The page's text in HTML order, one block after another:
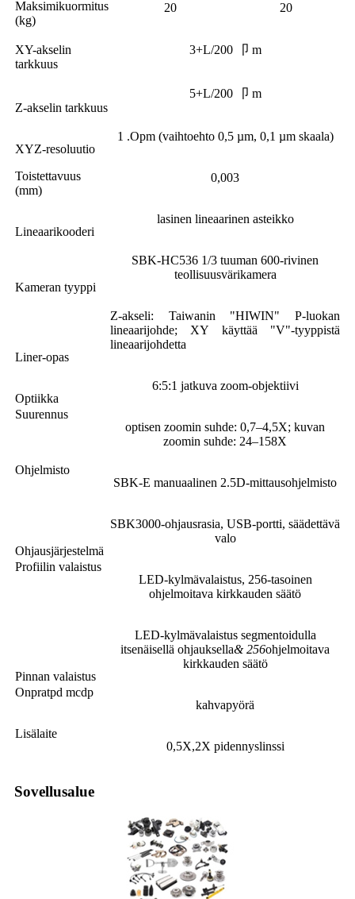
Maksimikuormitus
(kg)
20 20
XY-akselin
tarkkuus
3+L/200 卩 m
Z-akselin tarkkuus
5+L/200 卩 m
XYZ-resoluutio
1 .Opm (vaihtoehto 0,5 µm, 0,1 µm skaala)
Toistettavuus
(mm)
0,003
Lineaarikooderi
lasinen lineaarinen asteikko
Kameran tyyppi
SBK-HC536 1/3 tuuman 600-rivinen
teollisuusvärikamera
Liner-opas
Z-akseli: Taiwanin "HIWIN" P-luokan
lineaarijohde; XY käyttää "V"-tyyppistä
lineaarijohdetta
Optiikka
6:5:1 jatkuva zoom-objektiivi
Suurennus
optisen zoomin suhde: 0,7–4,5X; kuvan
zoomin suhde: 24–158X
Ohjelmisto
SBK-E manuaalinen 2.5D-mittausohjelmisto
Ohjausjärjestelmä
SBK3000-ohjausrasia, USB-portti, säädettävä
valo
Profiilin valaistus
LED-kylmävalaistus, 256-tasoinen
ohjelmoitava kirkkauden säätö
Pinnan valaistus
LED-kylmävalaistus segmentoidulla
itsenäisellä ohjauksella&256ohjelmoitava
kirkkauden säätö
Onpratpd mcdp
kahvapyörä
Lisälaite
0,5X,2X pidennyslinssi
Sovellusalue